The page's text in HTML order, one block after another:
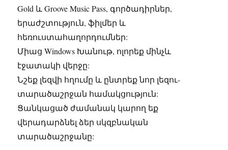
Gold և Groove Music Pass, գործադիրներ,
երաժշտություն, ֆիլմեր և
հեռուստահաղորդումներ:
Միաց Windows Խանութ, ոլորեք մինչև
էջատակի վերջը:
Նշեք լեզվի հղումը և ընտրեք նոր լեզու-
տարածաշրջան համակցություն:
Ցանկացած ժամանակ կարող եք
վերադարձնել ձեր սկզբնական
տարածաշրջանը: